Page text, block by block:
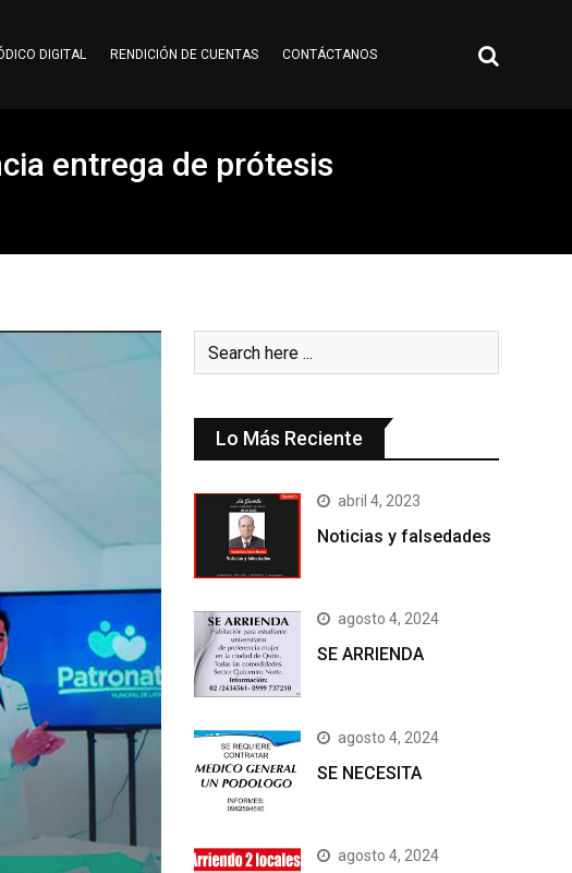
DIGITAL RENDICIÓN DE CUENTAS CONTÁCTANOS
entrega de prótesis
Lo Más Reciente
abril 4, 2023
Noticias y falsedades
agosto 4, 2024
SE ARRIENDA
agosto 4, 2024
SE NECESITA
agosto 4, 2024